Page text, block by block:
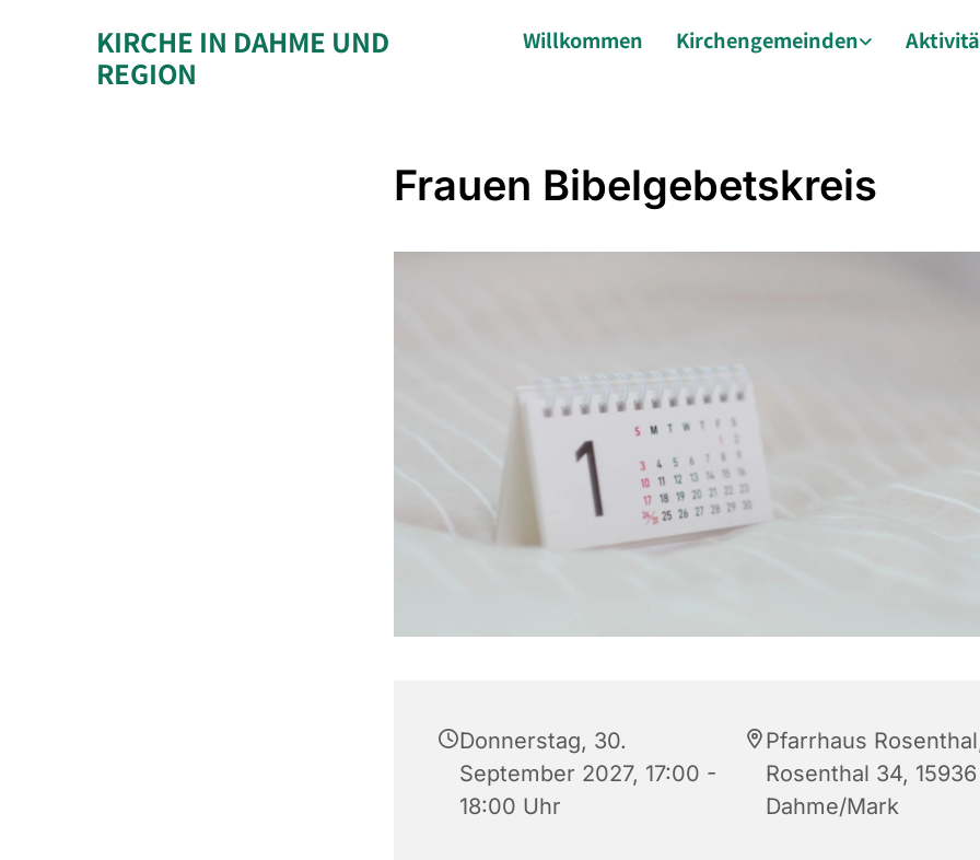
KIRCHE IN DAHME UND
REGION
Willkommen Kirchengemeinden
Frauen Bibelgebetskreis
Donnerstag, 30.
September 2027, 17:00 -
18:00 Uhr
Pfarrhaus
Rosenthal 34, 15936
Dahme/Mark